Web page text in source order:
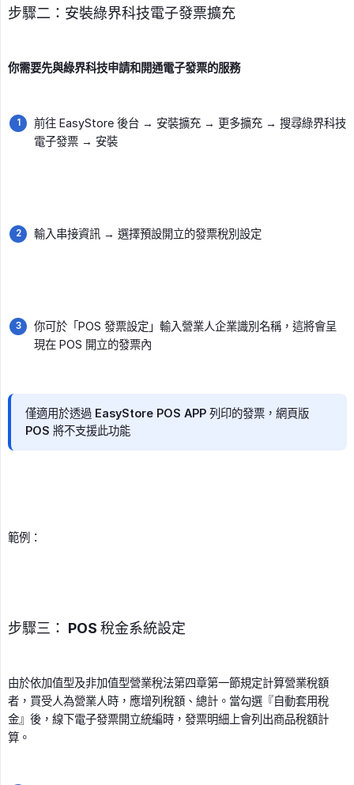
步驟二：安裝綠界科技電子發票擴充
你需要先與綠界科技申請和開通電子發票的服務
前往 EasyStore 後台 → 安裝擴充 → 更多擴充 → 搜尋綠界科技
電子發票 → 安裝
輸入串接資訊 → 選擇預設開立的發票稅別設定
你可於「POS 發票設定」輸入營業人企業識別名稱，這將會呈
現在 POS 開立的發票內
僅適用於透過 EasyStore POS APP 列印的發票，網頁版
POS 將不支援此功能
範例：
步驟三： POS 稅金系統設定
由於依加值型及非加值型營業稅法第四章第一節規定計算營業稅額
者，買受人為營業人時，應增列稅額、總計。當勾選『自動套用稅
金』後，線下電子發票開立統編時，發票明細上會列出商品稅額計
算。